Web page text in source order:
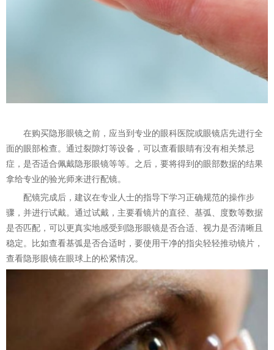
在购买隐形眼镜之前，应当到专业的眼科医院或眼镜店先进行全
面的眼部检查。通过裂隙灯等设备，可以查看眼睛有没有相关禁忌
症，是否适合佩戴隐形眼镜等等。之后，要将得到的眼部数据的结果
拿给专业的验光师来进行配镜。
配镜完成后，建议在专业人士的指导下学习正确规范的操作步
骤，并进行试戴。通过试戴，主要看镜片的直径、基弧、度数等数据
是否匹配，可以更真实地感受到隐形眼镜是否合适、视力是否清晰且
稳定。比如查看基弧是否合适时，要使用干净的指尖轻轻推动镜片，
查看隐形眼镜在眼球上的松紧情况。